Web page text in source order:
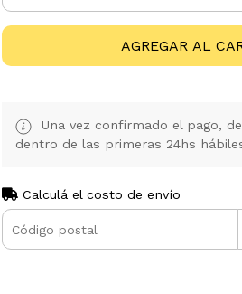
AGREGAR AL
Una vez confirmado el pago,
dentro de las primeras 24hs
Calculá el costo de envío